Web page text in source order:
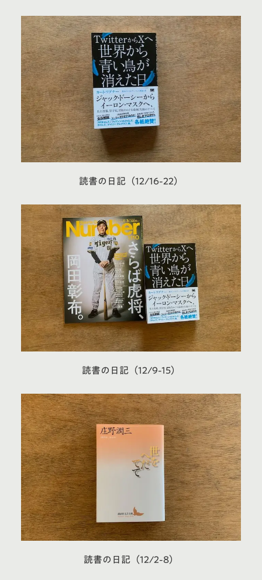
読書の日記（12/16-22）
読書の日記（12/9-15）
読書の日記（12/2-8）